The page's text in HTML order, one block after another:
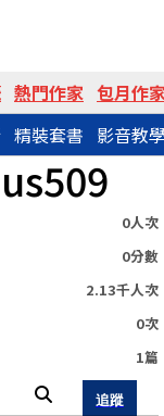
熱門作家 包月作
精裝套書 影音教
0人次
0分數
2.13千人次
0次
1篇
分享網址